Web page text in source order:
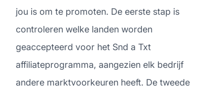
jou is om te promoten. De eerste stap is
controleren welke landen worden
geaccepteerd voor het Snd a Txt
affiliateprogramma, aangezien elk bedrijf
andere marktvoorkeuren heeft. De tweede